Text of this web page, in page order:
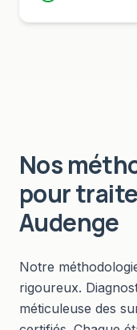
Nos
pour
Audenge
Notre
rigoureux.
méticuleuse des